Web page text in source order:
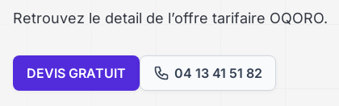
Retrouvez le detail de l’offre tarifaire OQORO.
DEVIS GRATUIT 04 13 41 51 82